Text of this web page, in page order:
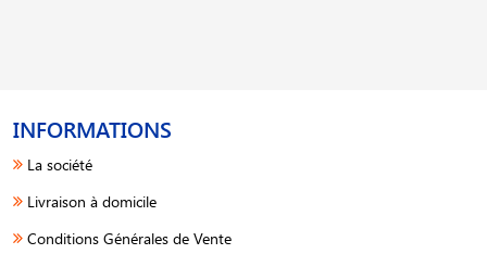
INFORMATIONS
La société
Livraison à domicile
Conditions Générales de Vente